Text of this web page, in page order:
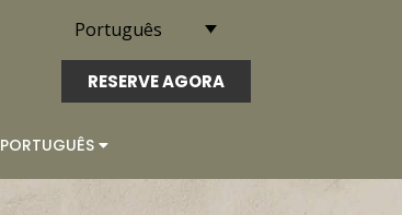
Português
RESERVE AGORA
PORTUGUÊS